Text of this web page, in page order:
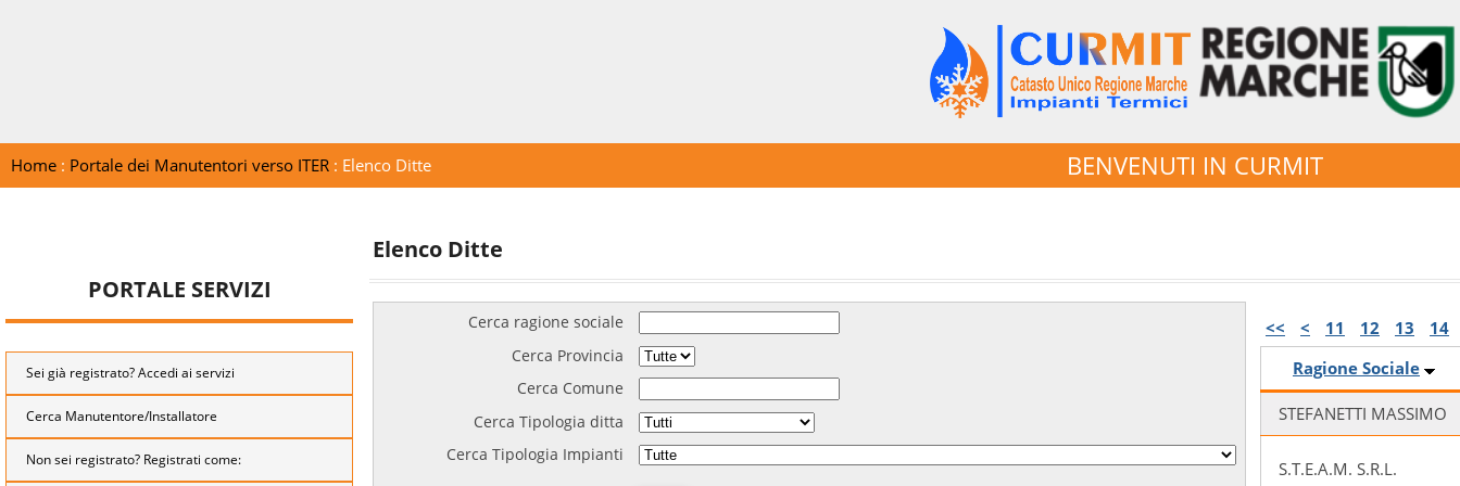
Home: Portale dei Manutentori verso ITER: Elenco Ditte BENVENUTI IN CURMIT
PORTALE SERVIZI
Sei già registrato? Accedi ai servizi
Cerca Manutentore/Installatore
Non sei registrato? Registrati come:
Elenco Ditte
Cerca ragione sociale
Cerca Provincia
Cerca Comune
Cerca Tipologia ditta
Cerca Tipologia Impianti
<< < 11 12 13
14
Ragione Sociale
STEFANETTI MASSIMO
S.T.E.A.M. S.R.L.